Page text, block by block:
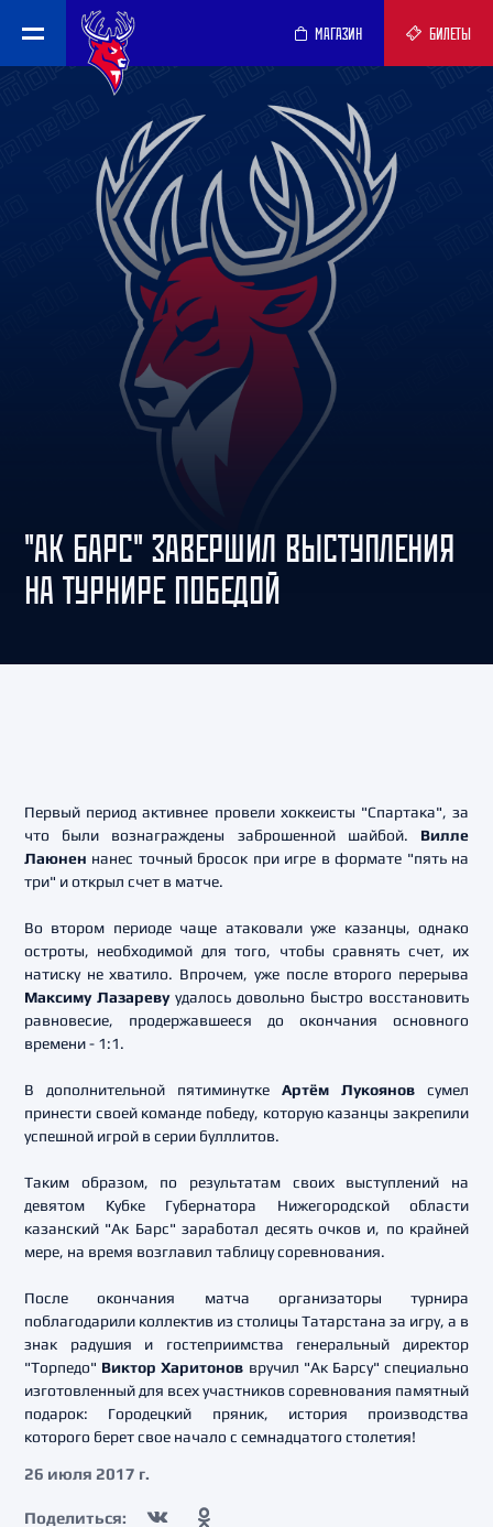
МАГАЗИН БИЛЕТЫ
"АК БАРС" ЗАВЕРШИЛ ВЫСТУПЛЕНИЯ
НА ТУРНИРЕ ПОБЕДОЙ
Первый период активнее провели хоккеисты "Спартака", за
что были вознаграждены заброшенной шайбой. Вилле
Лаюнен нанес точный бросок при игре в формате "пять на
три" и открыл счет в матче.
Во втором периоде чаще атаковали уже казанцы, однако
остроты, необходимой для того, чтобы сравнять счет, их
натиску не хватило. Впрочем, уже после второго перерыва
Максиму Лазаревуудалось довольно быстро восстановить
равновесие, продержавшееся до окончания основного
времени - 1:1.
В дополнительной пятиминутке Артём Лукоянов сумел
принести своей команде победу, которую казанцы закрепили
успешной игрой в серии булллитов.
Таким образом, по результатам своих выступлений на
девятом Кубке Губернатора Нижегородской области
казанский "Ак Барс" заработал десять очков и, по крайней
мере, на время возглавил таблицу соревнования.
После окончания матча организаторы турнира
поблагодарили коллектив из столицы Татарстана за игру, а в
знак радушия и гостеприимства генеральный директор
"Торпедо" Виктор Харитонов вручил "Ак Барсу" специально
изготовленный для всех участников соревнования памятный
подарок: Городецкий пряник, история производства
которого берет свое начало с семнадцатого столетия!
26 июля 2017 г.
Поделиться: